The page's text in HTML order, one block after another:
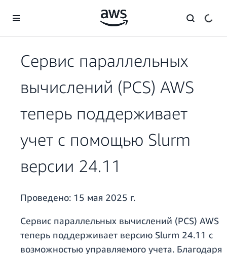
Перейти к главному контенту
Сервис параллельных
вычислений (PCS) AWS
теперь поддерживает
учет с помощью Slurm
версии 24.11
Проведено: 15 мая 2025 г.
Сервис параллельных вычислений (PCS) AWS
теперь поддерживает версию Slurm 24.11 с
возможностью управляемого учета. Благодаря